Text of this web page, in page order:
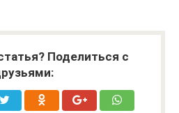
Поделиться с